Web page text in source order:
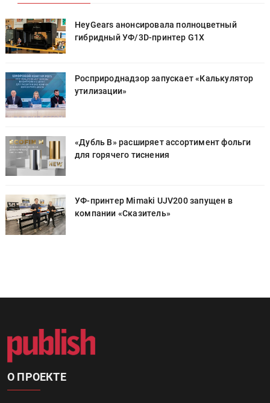
HeyGears анонсировала полноцветный
гибридный УФ/3D-принтер G1X
Росприроднадзор запускает «Калькулятор
утилизации»
«Дубль В» расширяет ассортимент фольги
для горячего тиснения
УФ-принтер Mimaki UJV200 запущен в
компании «Сказитель»
О ПРОЕКТЕ